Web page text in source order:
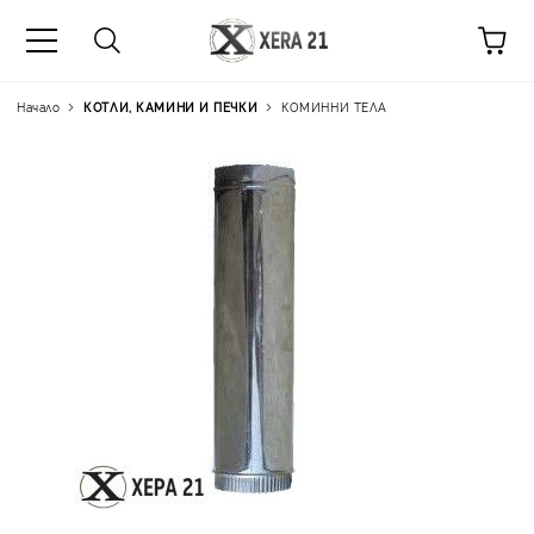
Начало КОТЛИ, КАМИНИ И ПЕЧКИ КОМИННИ ТЕЛА
Цена на продукта: